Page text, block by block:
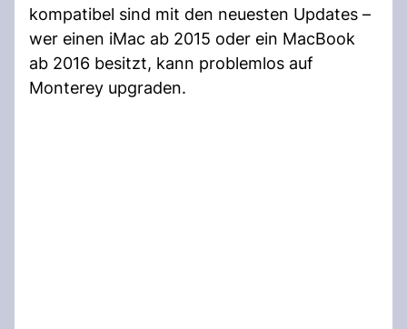
kompatibel sind mit den neuesten Updates –
wer einen iMac ab 2015 oder ein MacBook
ab 2016 besitzt, kann problemlos auf
Monterey upgraden.